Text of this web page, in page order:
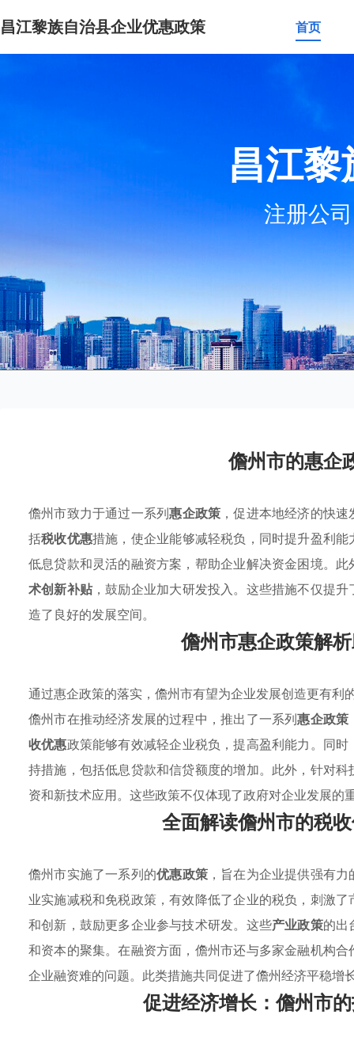
昌江黎族自治县企业优惠政策 首页
昌江
注册公
儋州市的惠企
儋州市致力于通过一系列惠企政策 ，促进本地经济的快
括税收优惠措施，使企业能够减轻税负，同时提升盈利
低息贷款和灵活的融资方案，帮助企业解决资金困境。
术创新补贴，鼓励企业加大研发投入。这些措施不仅提
造了良好的发展空间。
儋州市惠企政策解
通过惠企政策的落实，儋州市有望为企业发展创造更有利
儋州市在推动经济发展的过程中，推出了一系列惠企政策
收优惠政策能够有效减轻企业税负，提高盈利能力。同
持措施，包括低息贷款和信贷额度的增加。此外，针对
资和新技术应用。这些政策不仅体现了政府对企业发展
全面解读儋州市的税
儋州市实施了一系列的优惠政策，旨在为企业提供强有力
业实施减税和免税政策，有效降低了企业的税负，刺激
和创新，鼓励更多企业参与技术研发。这些产业政策的出
和资本的聚集。在融资方面，儋州市还与多家金融机构
企业融资难的问题。此类措施共同促进了儋州经济平稳增
促进经济增长：儋州市